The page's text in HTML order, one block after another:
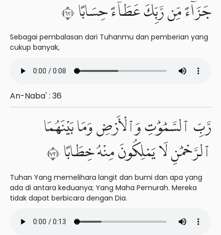
جَزَآءً مِّن رَّبِّكَ عَطَآءً حِسَابًا ٣٦
Sebagai pembalasan dari Tuhanmu dan pemberian yang
cukup banyak,
An-Naba' : 36
رَّبِّ ٱلسَّمَٰوَٰتِ وَٱلْأَرْضِ وَمَا بَيْنَهُمَا
ٱلرَّحْمَٰنِ لَا يَمْلِكُونَ مِنْهُ خِطَابًا ٣٧
Tuhan Yang memelihara langit dan bumi dan apa yang
ada di antara keduanya; Yang Maha Pemurah. Mereka
tidak dapat berbicara dengan Dia.